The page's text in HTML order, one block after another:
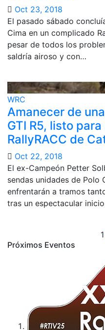
Oct 23, 2018
El pasado sábado
Cima en un complicado
pesar de todos los
saldría airoso y con…
WRC
Amanecer de
GTI R5, listo
RallyRACC de
Oct 22, 2018
El ex-Campeón Petter
sendas unidades de Polo
enfrentarán a tramos
tras un espectacular
1
Próximos Eventos